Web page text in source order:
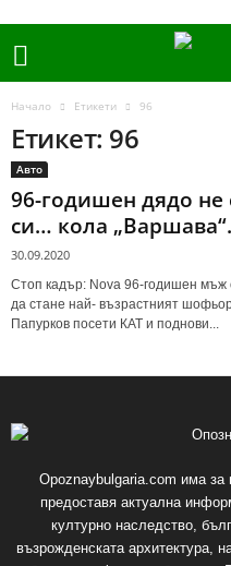
Начало Етикети 96
Етикет: 96
Авто
96-годишен дядо не
си… кола
30.09.2020
Стоп кадър: Nova 96-годишен мъж
да стане най- възрастният
Папурков посети КАТ и поднови...
Opoznaybulgaria.com има за
предоставя актуална
културно наследство,
възрожденската архитектура,